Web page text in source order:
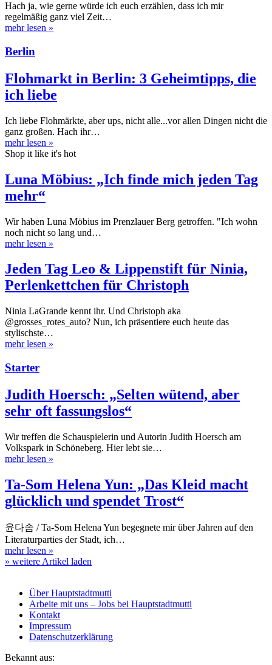
Hach ja, wie gerne würde ich euch erzählen, dass ich mir
regelmäßig ganz viel Zeit…
mehr lesen »
Berlin
Flohmarkt in Berlin: 3 Geheimtipps, die
ich liebe
Ich liebe Flohmärkte, aber ups, nicht alle...vor allen Dingen nicht die
ganz großen. Hach ihr…
mehr lesen »
Shop it like it's hot
Luna Möbius: „Ich finde mich jeden Tag
mehr“
Wir haben Luna Möbius im Prenzlauer Berg getroffen. "Ich wohn
noch nicht so lang und…
mehr lesen »
Jeden Tag Leo & Lippenstift für Ninia,
Perlenkettchen für Christoph
Ninia LaGrande kennt ihr. Und Christoph aka
@grosses_rotes_auto? Nun, ich präsentiere euch heute das
stylischste…
mehr lesen »
Starter
Judith Hoersch: „Selten wütend, aber
sehr oft fassungslos“
Wir treffen die Schauspielerin und Autorin Judith Hoersch am
Volkspark in Schöneberg. Hier lebt sie…
mehr lesen »
Ta-Som Helena Yun: „Das Kleid macht
glücklich und spendet Trost“
윤다솜 / Ta-Som Helena Yun begegnete mir über Jahren auf den
Literaturparties der Stadt, ich…
mehr lesen »
» weitere Artikel laden
Über Hauptstadtmutti
Arbeite mit uns – Jobs bei Hauptstadtmutti
Kontakt
Impressum
Datenschutzerklärung
Bekannt aus: